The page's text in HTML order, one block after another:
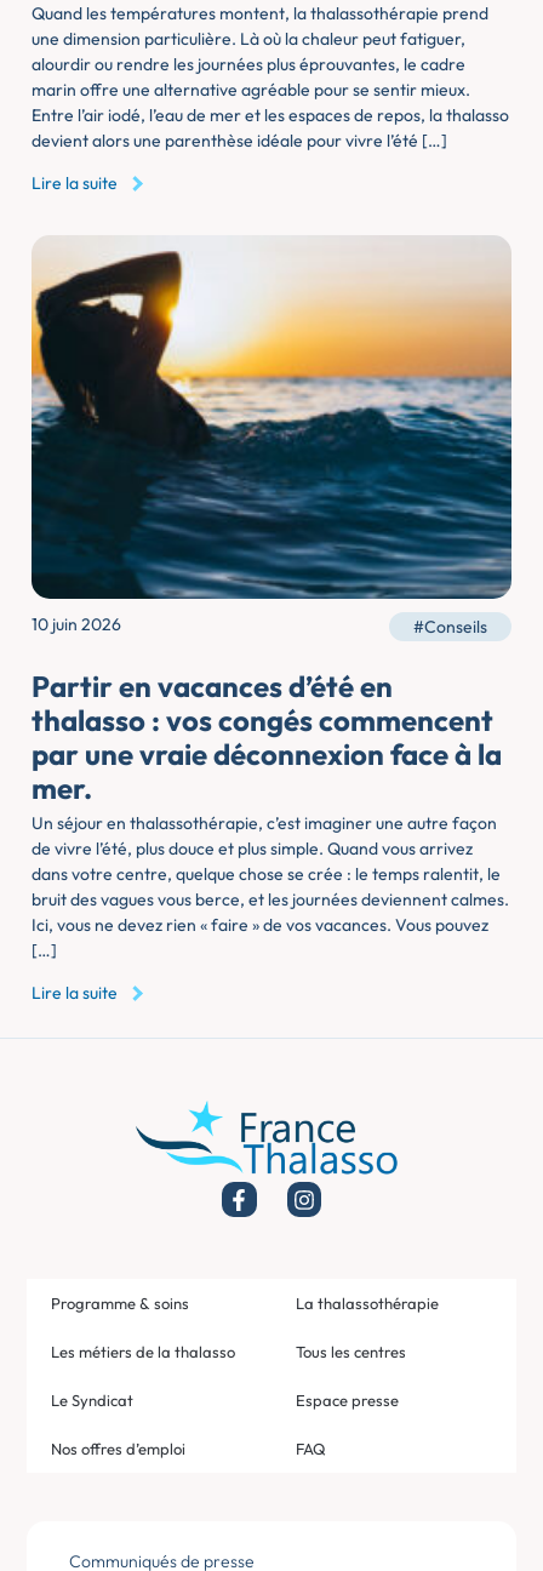
Quand les températures montent, la thalassothérapie prend
une dimension particulière. Là où la chaleur peut fatiguer,
alourdir ou rendre les journées plus éprouvantes, le cadre
marin offre une alternative agréable pour se sentir mieux.
Entre l’air iodé, l’eau de mer et les espaces de repos, la thalasso
devient alors une parenthèse idéale pour vivre l’été […]
Lire la suite
10 juin 2026 #Conseils
Partir en vacances d’été en
thalasso : vos congés commencent
par une vraie déconnexion face à la
mer.
Un séjour en thalassothérapie, c’est imaginer une autre façon
de vivre l’été, plus douce et plus simple. Quand vous arrivez
dans votre centre, quelque chose se crée : le temps ralentit, le
bruit des vagues vous berce, et les journées deviennent calmes.
Ici, vous ne devez rien « faire » de vos vacances. Vous pouvez
[…]
Lire la suite
Programme & soins
Les métiers de la thalasso
Le Syndicat
Nos offres d’emploi
La thalassothérapie
Tous les centres
Espace presse
FAQ
Communiqués de presse